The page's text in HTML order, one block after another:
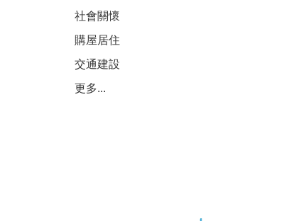
社會關懷
購屋居住
交通建設
更多...